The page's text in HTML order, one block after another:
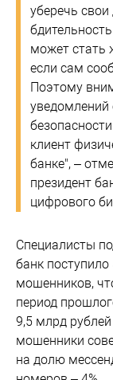
уберечь
может стать
если сам
Поэтому
уведомлений
клиент
банке", –
президент
цифрового
Специалисты
банк
мошенников,
период
9,5 млрд
мошенники
на долю